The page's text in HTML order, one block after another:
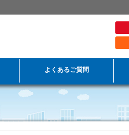
よくあるご質問